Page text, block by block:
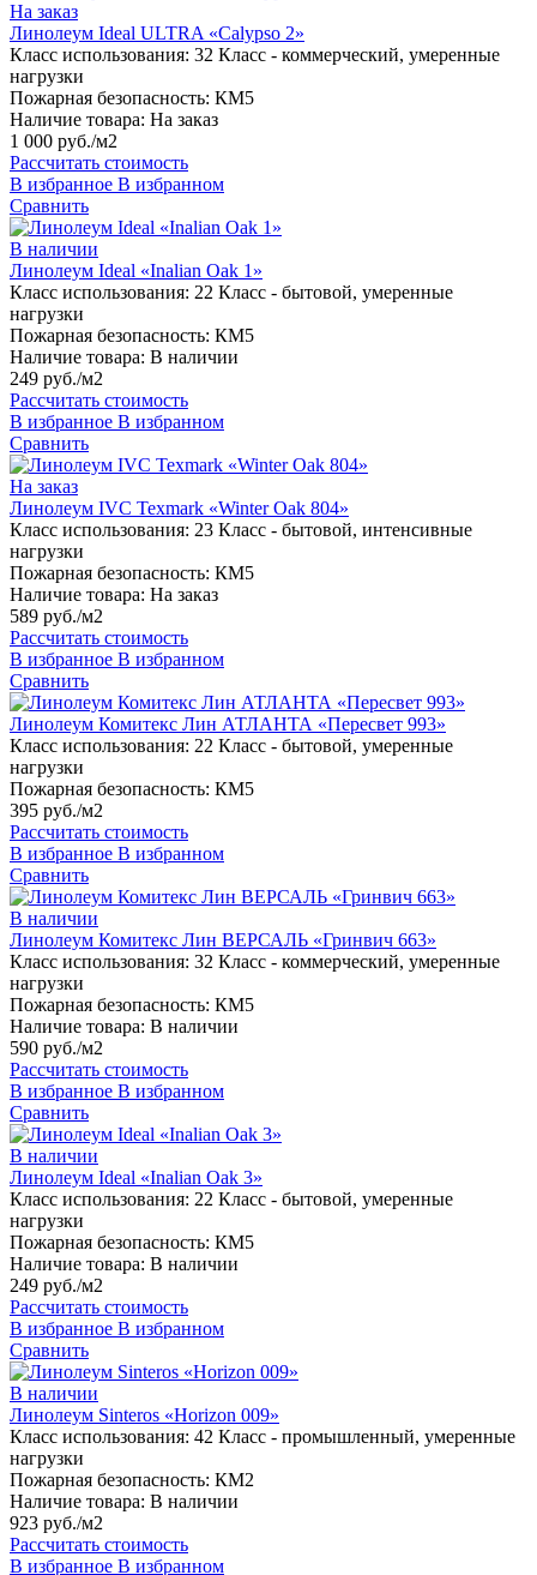
На заказ
Линолеум Ideal ULTRA «Calypso 2»
Класс использования: 32 Класс - коммерческий, умеренные
нагрузки
Пожарная безопасность: КМ5
Наличие товара: На заказ
1 000 руб./м2
Рассчитать стоимость
В избранное В избранном
Сравнить
В наличии
Линолеум Ideal «Inalian Oak 1»
Класс использования: 22 Класс - бытовой, умеренные
нагрузки
Пожарная безопасность: КМ5
Наличие товара: В наличии
249 руб./м2
Рассчитать стоимость
В избранное В избранном
Сравнить
На заказ
Линолеум IVC Texmark «Winter Oak 804»
Класс использования: 23 Класс - бытовой, интенсивные
нагрузки
Пожарная безопасность: КМ5
Наличие товара: На заказ
589 руб./м2
Рассчитать стоимость
В избранное В избранном
Сравнить
Линолеум Комитекс Лин АТЛАНТА «Пересвет 993»
Класс использования: 22 Класс - бытовой, умеренные
нагрузки
Пожарная безопасность: КМ5
395 руб./м2
Рассчитать стоимость
В избранное В избранном
Сравнить
В наличии
Линолеум Комитекс Лин ВЕРСАЛЬ «Гринвич 663»
Класс использования: 32 Класс - коммерческий, умеренные
нагрузки
Пожарная безопасность: КМ5
Наличие товара: В наличии
590 руб./м2
Рассчитать стоимость
В избранное В избранном
Сравнить
В наличии
Линолеум Ideal «Inalian Oak 3»
Класс использования: 22 Класс - бытовой, умеренные
нагрузки
Пожарная безопасность: КМ5
Наличие товара: В наличии
249 руб./м2
Рассчитать стоимость
В избранное В избранном
Сравнить
В наличии
Линолеум Sinteros «Horizon 009»
Класс использования: 42 Класс - промышленный, умеренные
нагрузки
Пожарная безопасность: КМ2
Наличие товара: В наличии
923 руб./м2
Рассчитать стоимость
В избранное В избранном